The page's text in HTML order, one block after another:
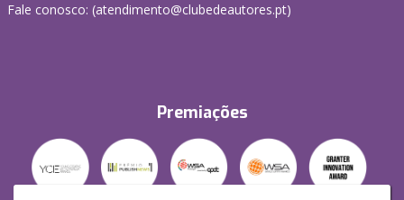
Fale conosco: (atendimento@clubedeautores.pt)
Premiações